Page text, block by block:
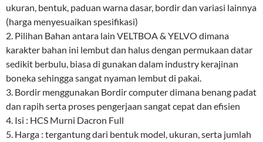
ukuran, bentuk, paduan warna dasar, bordir dan variasi lainnya
(harga menyesuaikan spesifikasi)
2. Pilihan Bahan antara lain VELTBOA & YELVO dimana
karakter bahan ini lembut dan halus dengan permukaan datar
sedikit berbulu, biasa di gunakan dalam industry kerajinan
boneka sehingga sangat nyaman lembut di pakai.
3. Bordir menggunakan Bordir computer dimana benang padat
dan rapih serta proses pengerjaan sangat cepat dan efisien
4. Isi : HCS Murni Dacron Full
5. Harga : tergantung dari bentuk model, ukuran, serta jumlah